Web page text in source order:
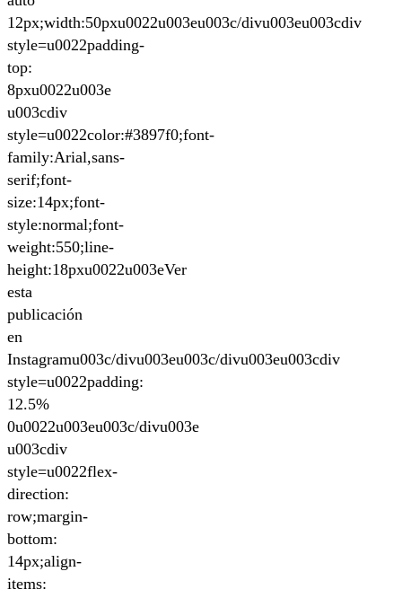
12px;width:50pxu0022u003eu003c/divu003eu003cdiv
style=u0022padding-
top:
8pxu0022u003e
u003cdiv
style=u0022color:#3897f0;font-
family:Arial,sans-
serif;font-
size:14px;font-
style:normal;font-
weight:550;line-
height:18pxu0022u003eVer
esta
publicación
en
Instagramu003c/divu003eu003c/divu003eu003cdiv
style=u0022padding:
12.5%
0u0022u003eu003c/divu003e
u003cdiv
style=u0022flex-
direction:
row;margin-
bottom:
14px;align-
items: